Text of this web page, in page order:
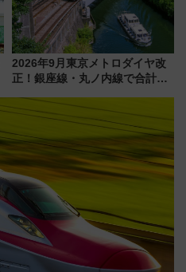
2026年9月東京メトロダイヤ改
正！銀座線・丸ノ内線で合計